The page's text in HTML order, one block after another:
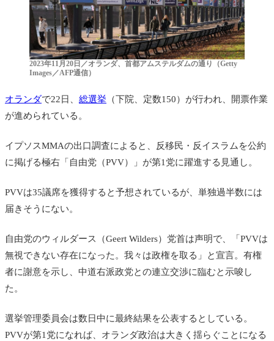
2023年11月20日／オランダ、首都アムステルダムの通り（Getty
Images／AFP通信）
オランダで22日、 総選挙 （下院、定数150）が行われ、開票作業
が進められている。
イプソスMMAの出口調査によると、反移民・反イスラムを公約
に掲げる極右「自由党（PVV）」が第1党に躍進する見通し。
PVVは35議席を獲得すると予想されているが、単独過半数には
届きそうにない。
自由党のウィルダース（Geert Wilders）党首は声明で、「PVVは
無視できない存在になった。我々は政権を取る」と宣言。有権
者に謝意を示し、中道右派政党との連立交渉に臨むと示唆し
た。
選挙管理委員会は数日中に最終結果を公表するとしている。
PVVが第1党になれば、オランダ政治は大きく揺らぐことになる